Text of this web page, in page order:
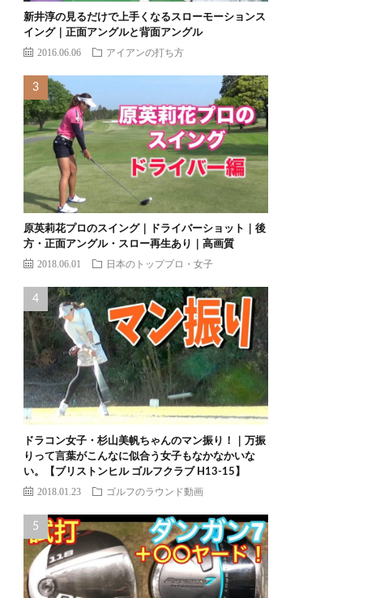
新井淳の見るだけで上手くなるスローモーションス
イング｜正面アングルと背面アングル
2016.06.06 アイアンの打ち方
原英莉花プロのスイング｜ドライバーショット｜後
方・正面アングル・スロー再生あり｜高画質
2018.06.01 日本のトッププロ・女子
ドラコン女子・杉山美帆ちゃんのマン振り！｜万振
りって言葉がこんなに似合う女子もなかなかいな
い。【ブリストンヒル ゴルフクラブ H13-15】
2018.01.23 ゴルフのラウンド動画